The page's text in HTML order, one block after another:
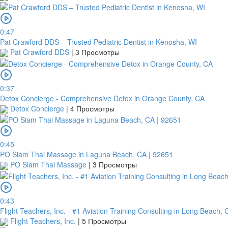
0:47
Pat Crawford DDS – Trusted Pediatric Dentist in Kenosha, WI
Pat Crawford DDS | 3 Просмотры
0:37
Detox Concierge - Comprehensive Detox in Orange County, CA
Detox Concierge | 4 Просмотры
0:45
PO Siam Thai Massage in Laguna Beach, CA | 92651
PO Siam Thai Massage | 3 Просмотры
0:43
Flight Teachers, Inc. - #1 Aviation Training Consulting in Long Beach,
Flight Teachers, Inc. | 5 Просмотры